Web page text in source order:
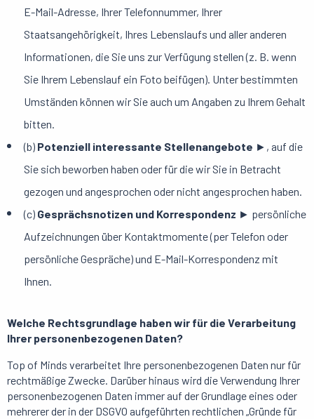
E-Mail-Adresse, Ihrer Telefonnummer, Ihrer
Staatsangehörigkeit, Ihres Lebenslaufs und aller anderen
Informationen, die Sie uns zur Verfügung stellen (z. B. wenn
Sie Ihrem Lebenslauf ein Foto beifügen). Unter bestimmten
Umständen können wir Sie auch um Angaben zu Ihrem Gehalt
bitten.
(b) Potenziell interessante Stellenangebote ►, auf die
Sie sich beworben haben oder für die wir Sie in Betracht
gezogen und angesprochen oder nicht angesprochen haben.
(c) Gesprächsnotizen und Korrespondenz ► persönliche
Aufzeichnungen über Kontaktmomente (per Telefon oder
persönliche Gespräche) und E-Mail-Korrespondenz mit
Ihnen.
Welche Rechtsgrundlage haben wir für die Verarbeitung
Ihrer personenbezogenen Daten?
Top of Minds verarbeitet Ihre personenbezogenen Daten nur für
rechtmäßige Zwecke. Darüber hinaus wird die Verwendung Ihrer
personenbezogenen Daten immer auf der Grundlage eines oder
mehrerer der in der DSGVO aufgeführten rechtlichen „Gründe für